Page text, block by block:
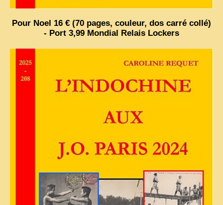
Pour Noel 16 € (70 pages, couleur, dos carré collé)
- Port 3,99 Mondial Relais Lockers